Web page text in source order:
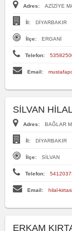
Adres: AZİZİYE
İl: DİYARBAKIR
İlçe: ERGANİ
Telefon:
Email:
SİLVAN
Adres: BAĞLAR
İl: DİYARBAKIR
İlçe: SİLVAN
Telefon:
Email: hilal-
ERKAM